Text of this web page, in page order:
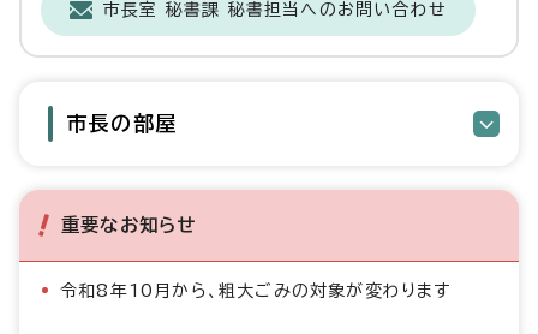
市長室 秘書課 秘書担当へのお問い合わせ
市長の部屋
重要なお知らせ
令和8年10月から、粗大ごみの対象が変わります